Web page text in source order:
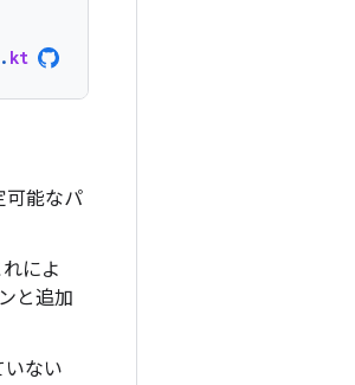
. kt
可能なパ
によ
と追加
いない